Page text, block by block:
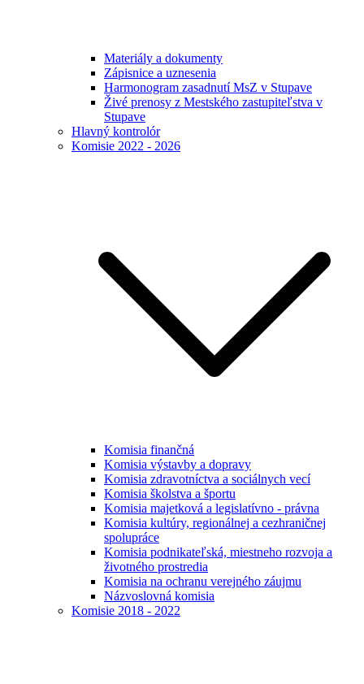
Materiály a dokumenty
Zápisnice a uznesenia
Harmonogram zasadnutí MsZ v Stupave
Živé prenosy z Mestského zastupiteľstva v
Stupave
Hlavný kontrolór
Komisie 2022 - 2026
Komisia finančná
Komisia výstavby a dopravy
Komisia zdravotníctva a sociálnych vecí
Komisia školstva a športu
Komisia majetková a legislatívno - právna
Komisia kultúry, regionálnej a cezhraničnej
spolupráce
Komisia podnikateľská, miestneho rozvoja a
životného prostredia
Komisia na ochranu verejného záujmu
Názvoslovná komisia
Komisie 2018 - 2022